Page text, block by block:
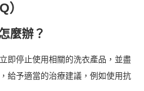
）
麼辦？
即停止使用相關的洗衣產品，並盡
給予適當的治療建議，例如使用抗